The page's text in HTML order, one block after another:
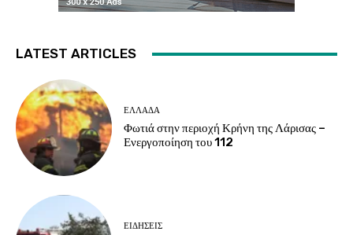
LATEST ARTICLES
ΕΛΛΑΔΑ
Φωτιά στην περιοχή Κρήνη της Λάρισας –
Ενεργοποίηση του 112
ΕΙΔΗΣΕΙΣ